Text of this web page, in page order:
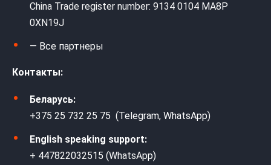
China Trade register number: 9134 0104 MA8P
0XN19J
— Все партнеры
Контакты:
Беларусь:
+375 25 732 25 75 (Telegram, WhatsApp)
English speaking support:
+ 447822032515 (WhatsApp)